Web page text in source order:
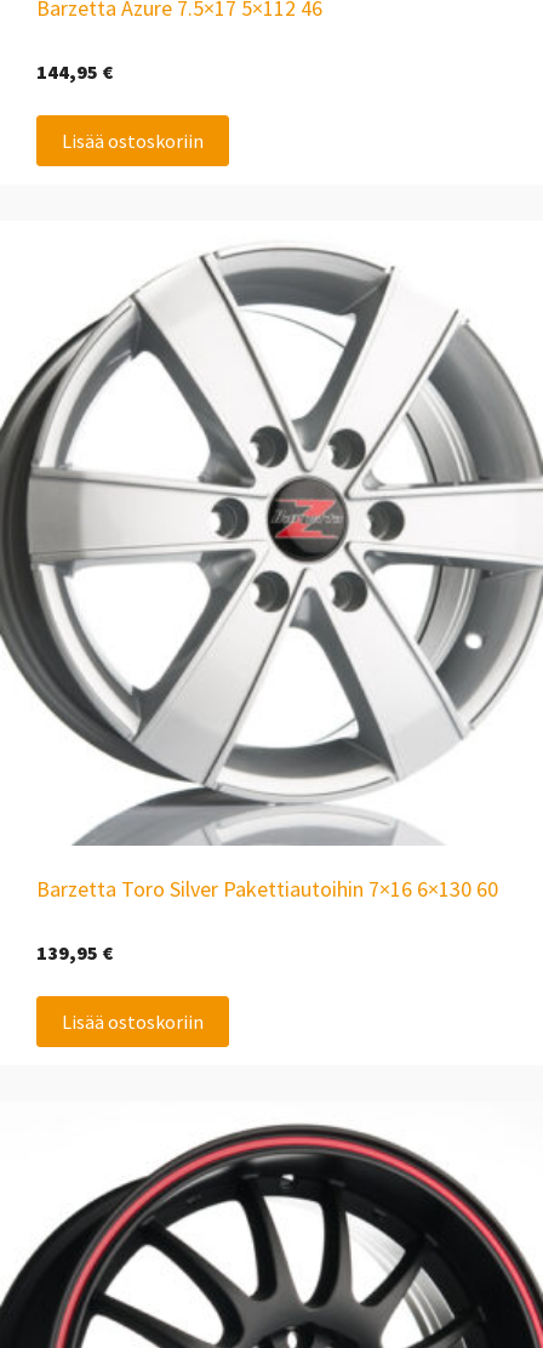
Barzetta Azure 7.5×17 5×112 46
144,95 €
Lisää ostoskoriin
Barzetta Toro Silver Pakettiautoihin 7×16 6×130 60
139,95 €
Lisää ostoskoriin